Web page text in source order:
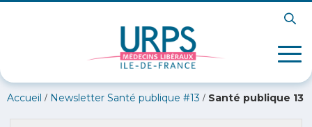
Accueil / Newsletter Santé publique #13 / Santé publique 13